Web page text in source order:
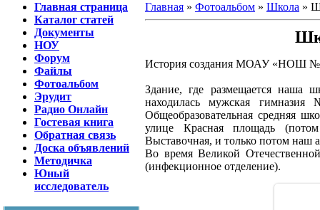
Главная страница
Каталог статей
Документы
НОУ
Форум
Файлы
Фотоальбом
Эрудит
Радио Онлайн
Гостевая книга
Обратная связь
Доска объявлений
Методичка
Юный
исследователь
Главная » Фотоальбом » Школа »
История создания МОАУ «НОШ
Здание, где размещается наша
находилась мужская
Общеобразовательная средняя
улице Красная площадь
Выставочная, и только потом наш
Во время Великой
(инфекционное отделение).